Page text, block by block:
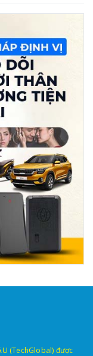
(TechGlobal) được